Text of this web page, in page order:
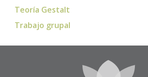
Teoría Gestalt
Trabajo grupal